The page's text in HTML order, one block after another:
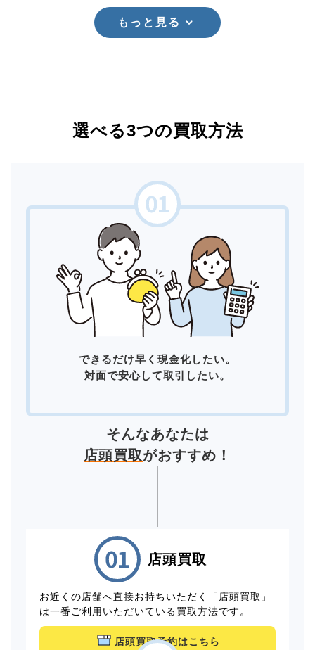
もっと見る
選べる3つの買取方法
できるだけ早く現金化したい。
対面で安心して取引したい。
そんなあなたは
店頭買取がおすすめ！
店頭買取
お近くの店舗へ直接お持ちいただく「店頭買取」
は一番ご利用いただいている買取方法です。
店頭買取予約はこちら